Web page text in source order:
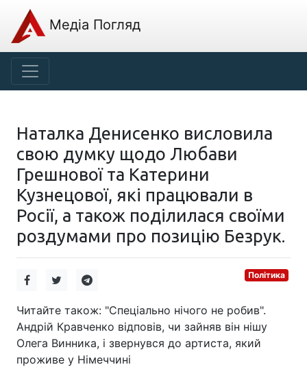
Медіа Погляд
Наталка Денисенко висловила
свою думку щодо Любави
Грешнової та Катерини
Кузнецової, які працювали в
Росії, а також поділилася своїми
роздумами про позицію Безрук.
Політика
Читайте також: "Спеціально нічого не робив".
Андрій Кравченко відповів, чи зайняв він нішу
Олега Винника, і звернувся до артиста, який
проживе у Німеччині